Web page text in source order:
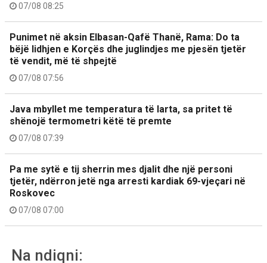
07/08 08:25
Punimet në aksin Elbasan-Qafë Thanë, Rama: Do ta
bëjë lidhjen e Korçës dhe juglindjes me pjesën tjetër
të vendit, më të shpejtë
07/08 07:56
Java mbyllet me temperatura të larta, sa pritet të
shënojë termometri këtë të premte
07/08 07:39
Pa me sytë e tij sherrin mes djalit dhe një personi
tjetër, ndërron jetë nga arresti kardiak 69-vjeçari në
Roskovec
07/08 07:00
Na ndiqni: